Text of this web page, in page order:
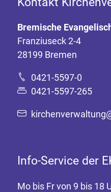
Bremische
Franziuseck 2-4
28199 Bremen
0421-5597-0
0421-5597-265
Info-Service der
Mo bis Fr von 9 bis 18